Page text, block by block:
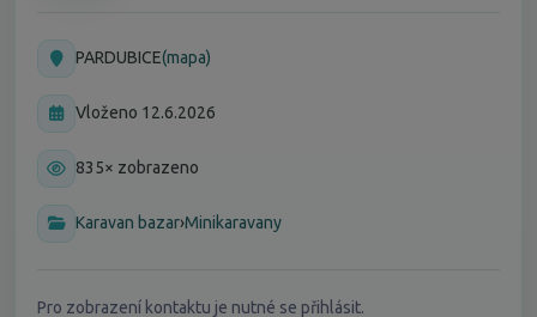
PARDUBICE(mapa)
Vloženo 12.6.2026
835× zobrazeno
Karavan bazar›Minikaravany
Pro zobrazení kontaktu je nutné se přihlásit.